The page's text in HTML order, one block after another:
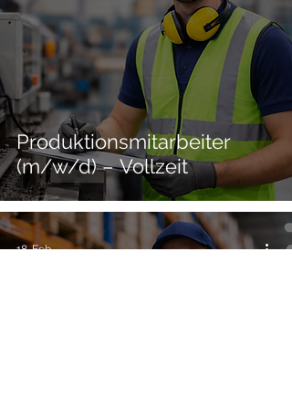
Produktionsmitarbeiter
(m/w/d) – Vollzeit
18. Feb.